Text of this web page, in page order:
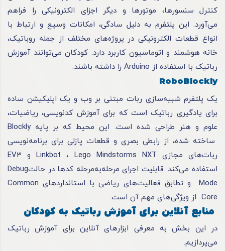
کنترل سنسورها، موتورها و دیگر اجزای الکترونیکی را فراهم
می‌آورد. این پلتفرم به دلیل سادگی، امکانات وسیع و ارتباط با
انواع قطعات الکترونیکی در پروژه‌های مختلف از جمله روباتیک،
خانه هوشمند و اتوماسیون کاربرد دارد. کودکان می‌توانند آموزش
رباتیک با استفاده از Arduino را داشته باشند.
RoboBlockly
یک پلتفرم شبیه‌سازی ربات مبتنی بر وب و یک اپلیکیشن ساده
برای یادگیری رباتیک است که برای آموزش کدنویسی، ریاضیات،
علوم و هنر طراحی شده است. این محیط که بر پایه Blockly
ساخته شده، از رابطی بصری و قطعات پازلی برای برنامه‌نویسی
ربات‌های مجازی Linkbot ، Lego Mindstorms NXT و EV3
استفاده می‌کند. قابلیت اجرای مرحله‌به‌مرحله کدها در حالتDebug
Mode و تطابق فعالیت‌های ریاضی با استانداردهای Common
Core از ویژگی‌های مهم آن است.
منابع آنلاین برای آموزش رباتیک به کودکان
در این بخش به معرفی ابزارهای آنلاین برای آموزش رباتیک
می‌پردازیم.